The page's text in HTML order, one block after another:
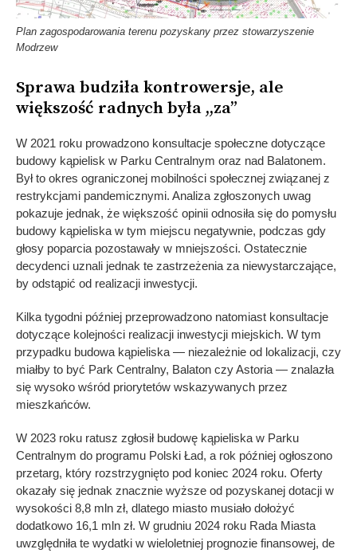
Plan zagospodarowania terenu pozyskany przez stowarzyszenie
Modrzew
Sprawa budziła kontrowersje, ale
większość radnych była ,,za”
W 2021 roku prowadzono konsultacje społeczne dotyczące
budowy kąpielisk w Parku Centralnym oraz nad Balatonem.
Był to okres ograniczonej mobilności społecznej związanej z
restrykcjami pandemicznymi. Analiza zgłoszonych uwag
pokazuje jednak, że większość opinii odnosiła się do pomysłu
budowy kąpieliska w tym miejscu negatywnie, podczas gdy
głosy poparcia pozostawały w mniejszości. Ostatecznie
decydenci uznali jednak te zastrzeżenia za niewystarczające,
by odstąpić od realizacji inwestycji.
Kilka tygodni później przeprowadzono natomiast konsultacje
dotyczące kolejności realizacji inwestycji miejskich. W tym
przypadku budowa kąpieliska — niezależnie od lokalizacji, czy
miałby to być Park Centralny, Balaton czy Astoria — znalazła
się wysoko wśród priorytetów wskazywanych przez
mieszkańców.
W 2023 roku ratusz zgłosił budowę kąpieliska w Parku
Centralnym do programu Polski Ład, a rok później ogłoszono
przetarg, który rozstrzygnięto pod koniec 2024 roku. Oferty
okazały się jednak znacznie wyższe od pozyskanej dotacji w
wysokości 8,8 mln zł, dlatego miasto musiało dołożyć
dodatkowo 16,1 mln zł. W grudniu 2024 roku Rada Miasta
uwzględniła te wydatki w wieloletniej prognozie finansowej, de